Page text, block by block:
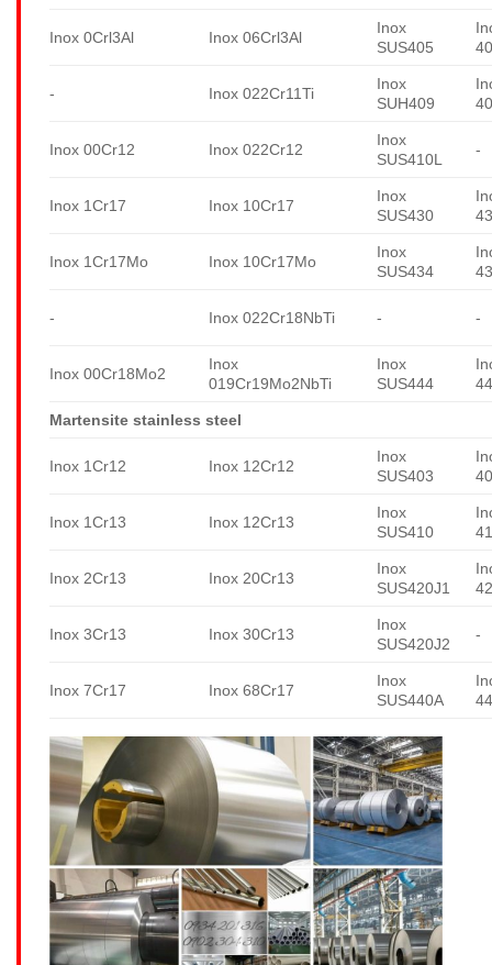
Inox 0Crl3Al Inox 06Crl3Al
Inox
SUS405
- Inox 022Cr11Ti
Inox
SUH409
Inox 00Cr12 Inox 022Cr12
Inox
SUS410L
-
Inox 1Cr17 Inox 10Cr17
Inox
SUS430
Inox 1Cr17Mo Inox 10Cr17Mo
Inox
SUS434
- Inox 022Cr18NbTi - -
Inox 00Cr18Mo2
Inox
019Cr19Mo2NbTi
Inox
SUS444
Martensite stainless steel
Inox 1Cr12 Inox 12Cr12
Inox
SUS403
Inox 1Cr13 Inox 12Cr13
Inox
SUS410
Inox 2Cr13 Inox 20Cr13
Inox
SUS420J1
Inox 3Cr13 Inox 30Cr13
Inox
SUS420J2
-
Inox 7Cr17 Inox 68Cr17
Inox
SUS440A